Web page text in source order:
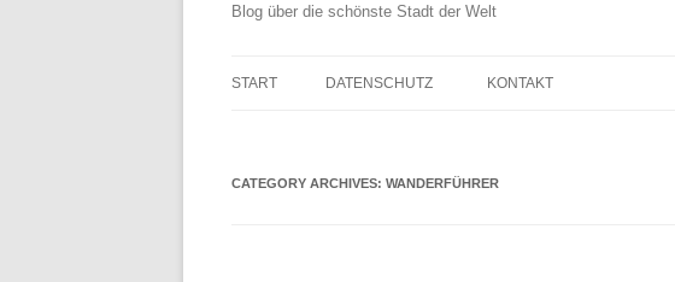
Blog über die schönste Stadt der Welt
START DATENSCHUTZ KONTAKT
CATEGORY ARCHIVES: WANDERFÜHRER